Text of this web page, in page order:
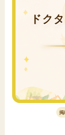
ドク
掲